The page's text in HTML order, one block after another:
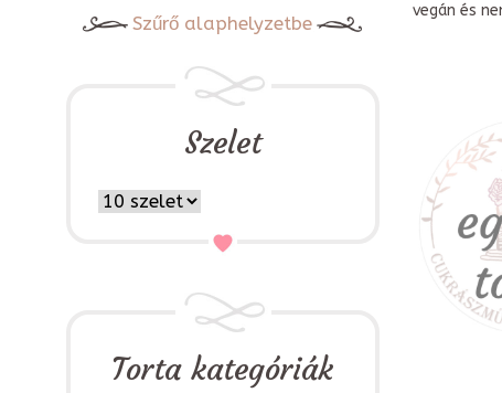
Szűrő alaphelyzetbe
Szelet
Torta kategóriák
vegán és